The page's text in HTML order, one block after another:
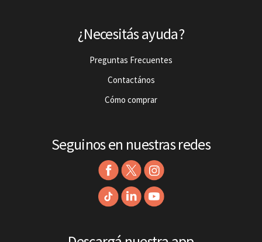
¿Necesitás ayuda?
Preguntas Frecuentes
Contactános
Cómo comprar
Seguinos en nuestras redes